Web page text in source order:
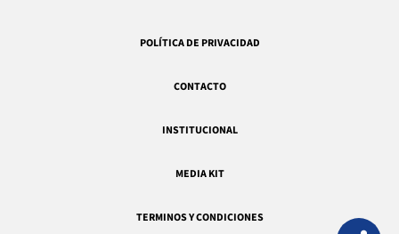
POLÍTICA DE PRIVACIDAD
CONTACTO
INSTITUCIONAL
MEDIA KIT
TERMINOS Y CONDICIONES